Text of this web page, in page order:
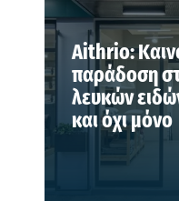
Aithrio:
παράδοση
λευκών
και όχι μόνο